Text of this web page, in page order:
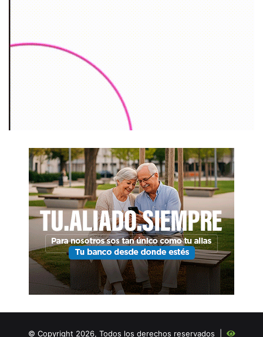
© Copyright 2026, Todos los derechos reservados |